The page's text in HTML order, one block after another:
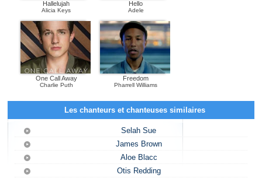
Hallelujah
Alicia Keys
Hello
Adele
One Call Away
Charlie Puth
Freedom
Pharrell Williams
Les chanteurs et chanteuses similaires
Selah Sue
James Brown
Aloe Blacc
Otis Redding